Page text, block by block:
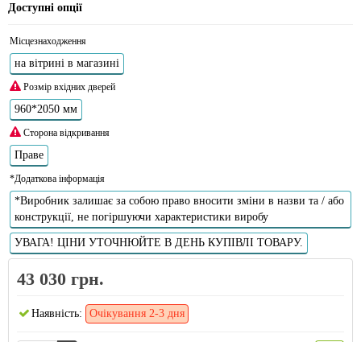
Доступні опції
Місцезнаходження
на вітрині в магазині
Розмір вхідних дверей
960*2050 мм
Сторона відкривання
Праве
*Додаткова інформація
*Виробник залишає за собою право вносити зміни в назви та / або
конструкції, не погіршуючи характеристики виробу
УВАГА! ЦІНИ УТОЧНЮЙТЕ В ДЕНЬ КУПІВЛІ ТОВАРУ.
43 030 грн.
Наявність: Очікування 2-3 дня